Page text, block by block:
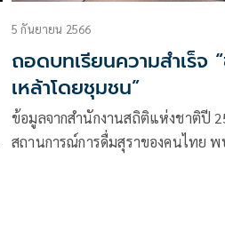
5 กันยายน 2566
ถอดบทเรียนความสำเร็จ
เหล้าโดยชุมชน”
ข้อมูลจากสำนักงานสถิติแห่งชาติปี
สถานการณ์การดื่มสุราของคนไทย